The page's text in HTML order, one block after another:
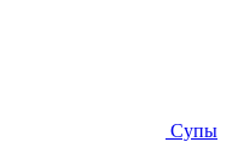
Супы